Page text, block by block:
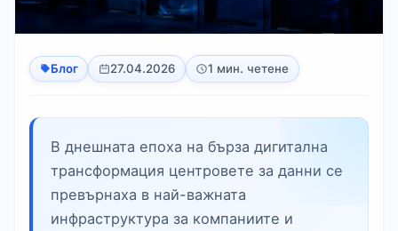
Блог 27.04.2026 1 мин. четене
В днешната епоха на бърза дигитална
трансформация центровете за данни се
превърнаха в най-важната
инфраструктура за компаниите и